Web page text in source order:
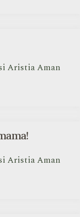
Aristia Aman
Aristia Aman